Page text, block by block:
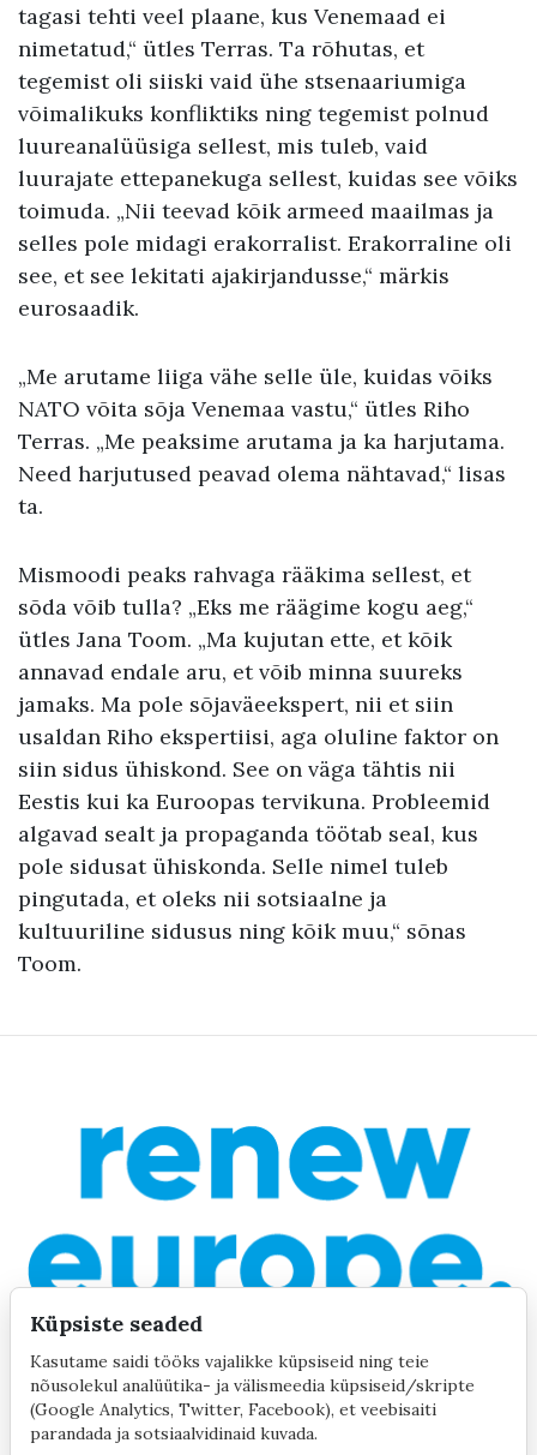
tagasi tehti veel plaane, kus Venemaad ei
nimetatud,“ ütles Terras. Ta rõhutas, et
tegemist oli siiski vaid ühe stsenaariumiga
võimalikuks konfliktiks ning tegemist polnud
luureanalüüsiga sellest, mis tuleb, vaid
luurajate ettepanekuga sellest, kuidas see võiks
toimuda. „Nii teevad kõik armeed maailmas ja
selles pole midagi erakorralist. Erakorraline oli
see, et see lekitati ajakirjandusse,“ märkis
eurosaadik.
„Me arutame liiga vähe selle üle, kuidas võiks
NATO võita sõja Venemaa vastu,“ ütles Riho
Terras. „Me peaksime arutama ja ka harjutama.
Need harjutused peavad olema nähtavad,“ lisas
ta.
Mismoodi peaks rahvaga rääkima sellest, et
sõda võib tulla? „Eks me räägime kogu aeg,“
ütles Jana Toom. „Ma kujutan ette, et kõik
annavad endale aru, et võib minna suureks
jamaks. Ma pole sõjaväeekspert, nii et siin
usaldan Riho ekspertiisi, aga oluline faktor on
siin sidus ühiskond. See on väga tähtis nii
Eestis kui ka Euroopas tervikuna. Probleemid
algavad sealt ja propaganda töötab seal, kus
pole sidusat ühiskonda. Selle nimel tuleb
pingutada, et oleks nii sotsiaalne ja
kultuuriline sidusus ning kõik muu,“ sõnas
Toom.
©2020 by Yana Toom Küpsiste seaded
Küpsiste seaded
Kasutame saidi tööks vajalikke küpsiseid ning teie
nõusolekul analüütika- ja välismeedia küpsiseid/skripte
(Google Analytics, Twitter, Facebook), et veebisaiti
parandada ja sotsiaalvidinaid kuvada.